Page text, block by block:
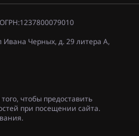
Ивана Черных, д. 29 литера А,
чтобы предоставить
при посещении сайта.